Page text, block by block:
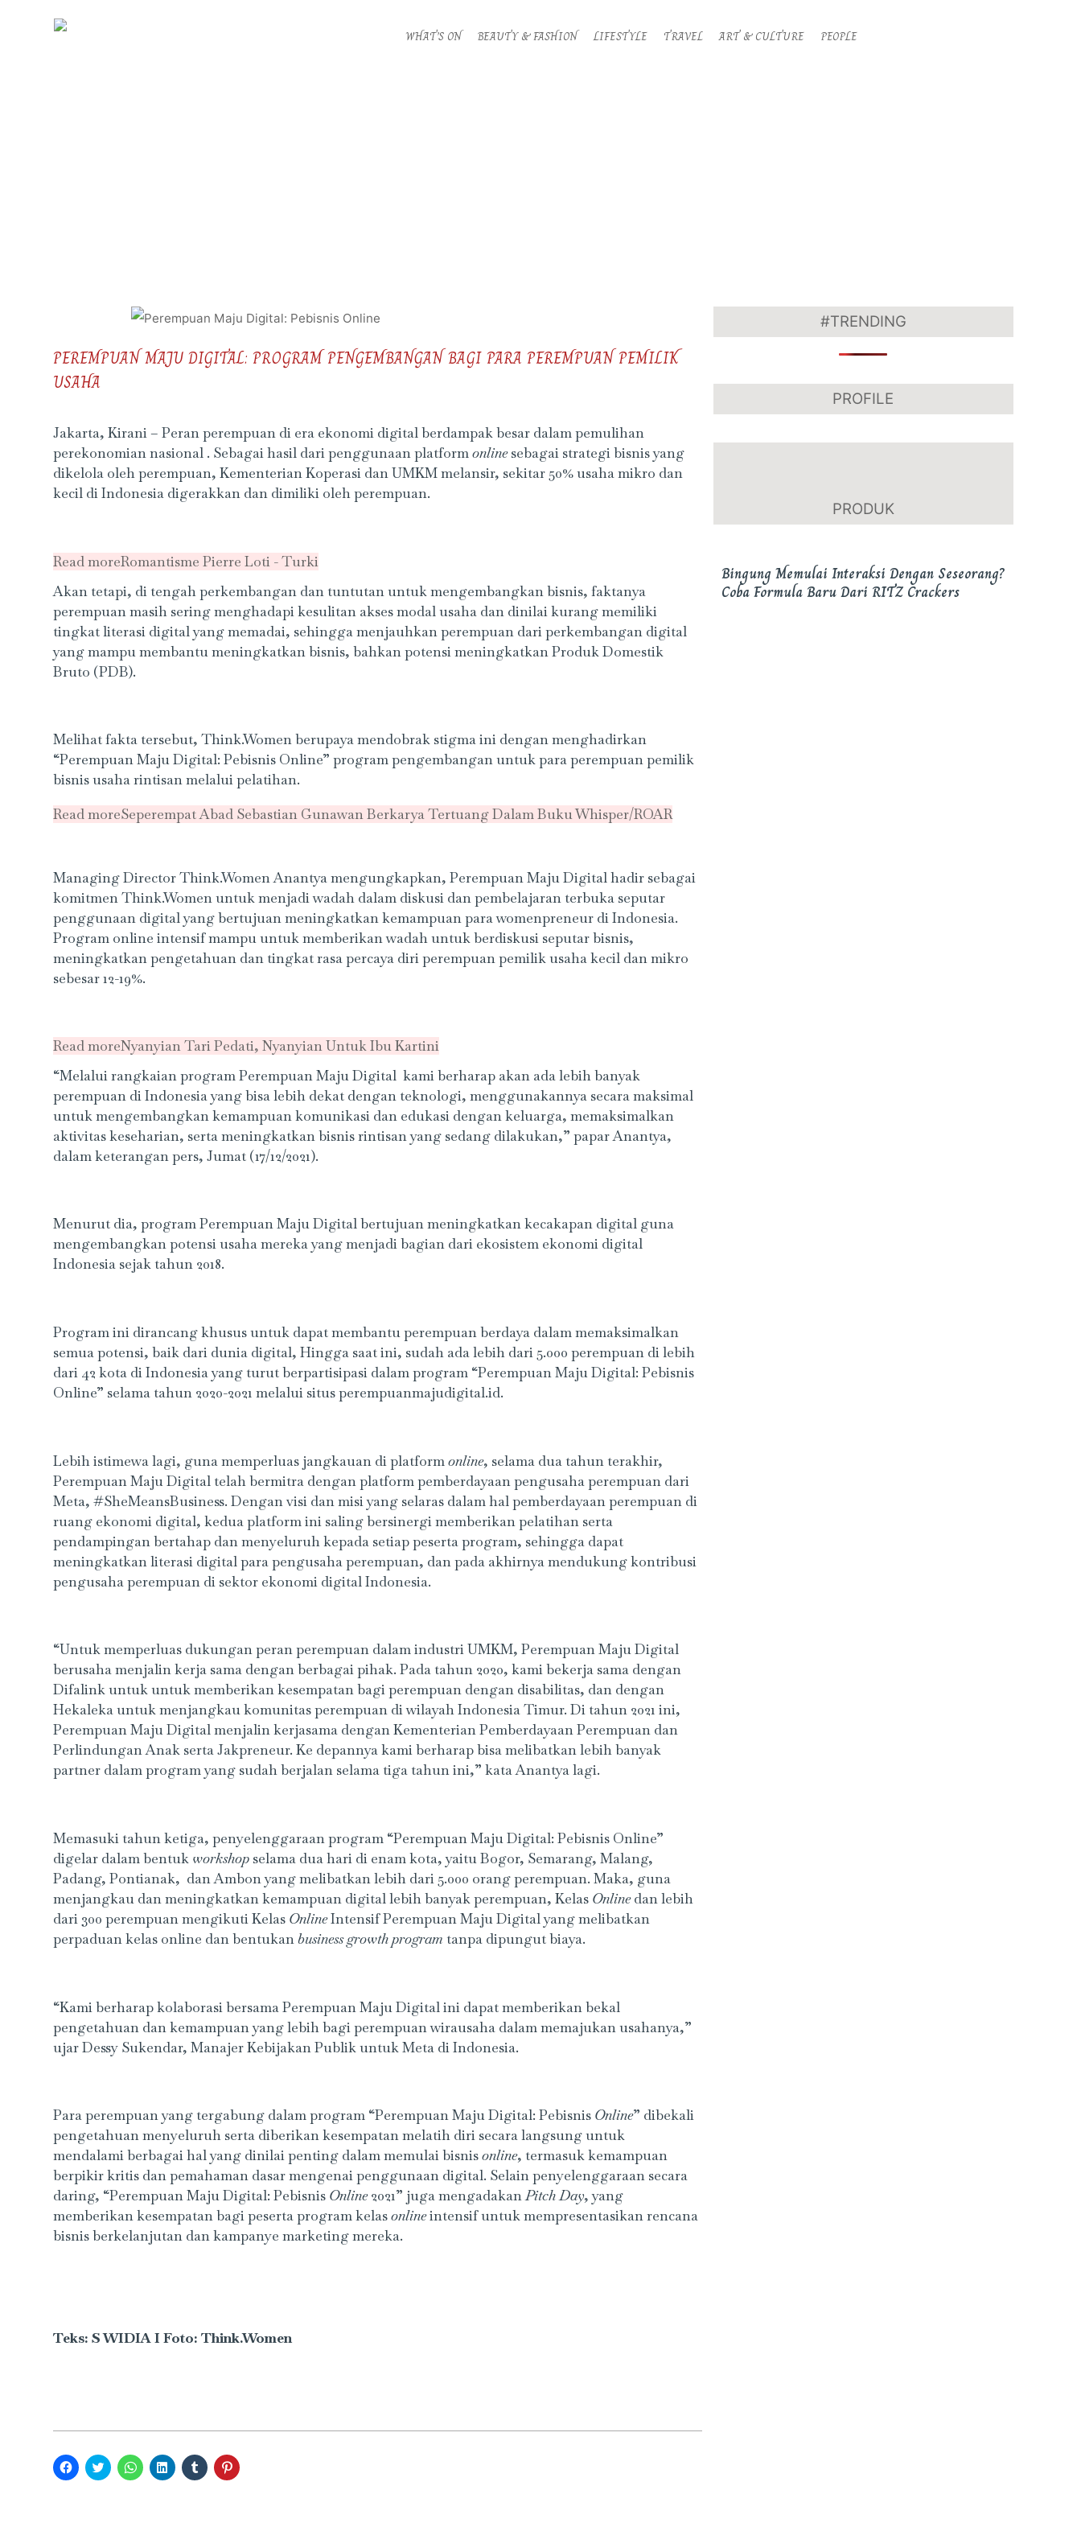
KIRANI WHAT’S ON BEAUTY & FASHION LIFESTYLE TRAVEL ART & CULTURE PEOPLE
PEREMPUAN MAJU DIGITAL: PROGRAM PENGEMBANGAN BAGI PARA PEREMPUAN PEMILIK
USAHA
Jakarta, Kirani – Peran perempuan di era ekonomi digital berdampak besar dalam pemulihan
perekonomian nasional . Sebagai hasil dari penggunaan platformonlinesebagai strategi bisnis yang
dikelola oleh perempuan, Kementerian Koperasi dan UMKM melansir, sekitar 50% usaha mikro dan
kecil di Indonesia digerakkan dan dimiliki oleh perempuan.
Read moreRomantisme Pierre Loti - Turki
Akan tetapi, di tengah perkembangan dan tuntutan untuk mengembangkan bisnis, faktanya
perempuan masih sering menghadapi kesulitan akses modal usaha dan dinilai kurang memiliki
tingkat literasi digital yang memadai, sehingga menjauhkan perempuan dari perkembangan digital
yang mampu membantu meningkatkan bisnis, bahkan potensi meningkatkan Produk Domestik
Bruto (PDB).
Melihat fakta tersebut, Think.Women berupaya mendobrak stigma ini dengan menghadirkan
“Perempuan Maju Digital: Pebisnis Online” program pengembangan untuk para perempuan pemilik
bisnis usaha rintisan melalui pelatihan.
Read moreSeperempat Abad Sebastian Gunawan Berkarya Tertuang Dalam Buku Whisper/ROAR
Managing Director Think.Women Anantya mengungkapkan, Perempuan Maju Digital hadir sebagai
komitmen Think.Women untuk menjadi wadah dalam diskusi dan pembelajaran terbuka seputar
penggunaan digital yang bertujuan meningkatkan kemampuan para womenpreneur di Indonesia.
Program online intensif mampu untuk memberikan wadah untuk berdiskusi seputar bisnis,
meningkatkan pengetahuan dan tingkat rasa percaya diri perempuan pemilik usaha kecil dan mikro
sebesar 12-19%.
Read moreNyanyian Tari Pedati, Nyanyian Untuk Ibu Kartini
“Melalui rangkaian program Perempuan Maju Digital kami berharap akan ada lebih banyak
perempuan di Indonesia yang bisa lebih dekat dengan teknologi, menggunakannya secara maksimal
untuk mengembangkan kemampuan komunikasi dan edukasi dengan keluarga, memaksimalkan
aktivitas keseharian, serta meningkatkan bisnis rintisan yang sedang dilakukan,” papar Anantya,
dalam keterangan pers, Jumat (17/12/2021).
Menurut dia, program Perempuan Maju Digital bertujuan meningkatkan kecakapan digital guna
mengembangkan potensi usaha mereka yang menjadi bagian dari ekosistem ekonomi digital
Indonesia sejak tahun 2018.
Program ini dirancang khusus untuk dapat membantu perempuan berdaya dalam memaksimalkan
semua potensi, baik dari dunia digital, Hingga saat ini, sudah ada lebih dari 5.000 perempuan di lebih
dari 42 kota di Indonesia yang turut berpartisipasi dalam program “Perempuan Maju Digital: Pebisnis
Online” selama tahun 2020-2021 melalui situs perempuanmajudigital.id.
Lebih istimewa lagi, guna memperluas jangkauan di platformonline, selama dua tahun terakhir,
Perempuan Maju Digital telah bermitra dengan platform pemberdayaan pengusaha perempuan dari
Meta, #SheMeansBusiness. Dengan visi dan misi yang selaras dalam hal pemberdayaan perempuan di
ruang ekonomi digital, kedua platform ini saling bersinergi memberikan pelatihan serta
pendampingan bertahap dan menyeluruh kepada setiap peserta program, sehingga dapat
meningkatkan literasi digital para pengusaha perempuan, dan pada akhirnya mendukung kontribusi
pengusaha perempuan di sektor ekonomi digital Indonesia.
“Untuk memperluas dukungan peran perempuan dalam industri UMKM, Perempuan Maju Digital
berusaha menjalin kerja sama dengan berbagai pihak. Pada tahun 2020, kami bekerja sama dengan
Difalink untuk untuk memberikan kesempatan bagi perempuan dengan disabilitas, dan dengan
Hekaleka untuk menjangkau komunitas perempuan di wilayah Indonesia Timur. Di tahun 2021 ini,
Perempuan Maju Digital menjalin kerjasama dengan Kementerian Pemberdayaan Perempuan dan
Perlindungan Anak serta Jakpreneur. Ke depannya kami berharap bisa melibatkan lebih banyak
partner dalam program yang sudah berjalan selama tiga tahun ini,” kata Anantya lagi.
Memasuki tahun ketiga, penyelenggaraan program “Perempuan Maju Digital: Pebisnis Online”
digelar dalam bentuk workshop selama dua hari di enam kota, yaitu Bogor, Semarang, Malang,
Padang, Pontianak, dan Ambon yang melibatkan lebih dari 5.000 orang perempuan. Maka, guna
menjangkau dan meningkatkan kemampuan digital lebih banyak perempuan, Kelas Onlinedan lebih
dari 300 perempuan mengikuti Kelas OnlineIntensif Perempuan Maju Digital yang melibatkan
perpaduan kelas online dan bentukanbusiness growth program tanpa dipungut biaya.
“Kami berharap kolaborasi bersama Perempuan Maju Digital ini dapat memberikan bekal
pengetahuan dan kemampuan yang lebih bagi perempuan wirausaha dalam memajukan usahanya,”
ujar Dessy Sukendar, Manajer Kebijakan Publik untuk Meta di Indonesia.
Para perempuan yang tergabung dalam program “Perempuan Maju Digital: Pebisnis Online” dibekali
pengetahuan menyeluruh serta diberikan kesempatan melatih diri secara langsung untuk
mendalami berbagai hal yang dinilai penting dalam memulai bisnisonline, termasuk kemampuan
berpikir kritis dan pemahaman dasar mengenai penggunaan digital. Selain penyelenggaraan secara
daring, “Perempuan Maju Digital: Pebisnis Online2021” juga mengadakanPitch Day, yang
memberikan kesempatan bagi peserta program kelasonlineintensif untuk mempresentasikan rencana
bisnis berkelanjutan dan kampanye marketing mereka.
Teks: S WIDIA I Foto: Think.Women
Click
to
Click
to
Click
to
Click
to
Click
to
Click
to
#TRENDING
PROFILE
PRODUK
Bingung Memulai Interaksi Dengan Seseorang?
Coba Formula Baru Dari RITZ Crackers